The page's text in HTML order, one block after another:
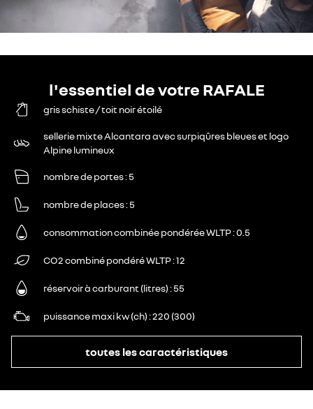
l'essentiel de votre RAFALE
gris schiste / toit noir étoilé
sellerie mixte Alcantara avec surpiqûres bleues et logo
Alpine lumineux
nombre de portes 5
nombre de places 5
consommation combinée pondérée WLTP 0.5
CO2 combiné pondéré WLTP 12
réservoir à carburant (litres) 55
puissance maxi kw (ch) 220 (300)
toutes les caractéristiques